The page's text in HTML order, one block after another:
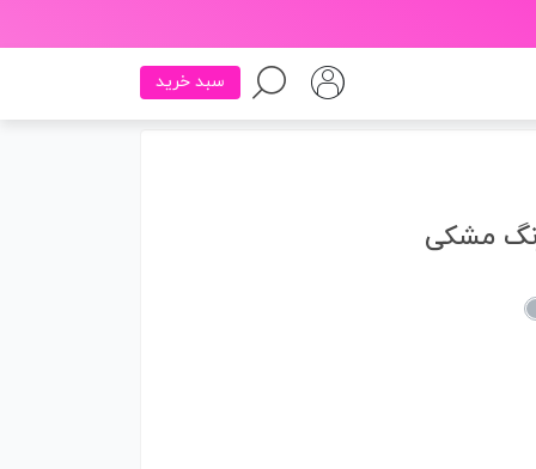
سبد خرید
مشکی